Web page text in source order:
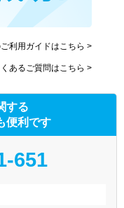
利用ガイドはこちら >
くあるご質問はこちら >
する
便利です
651